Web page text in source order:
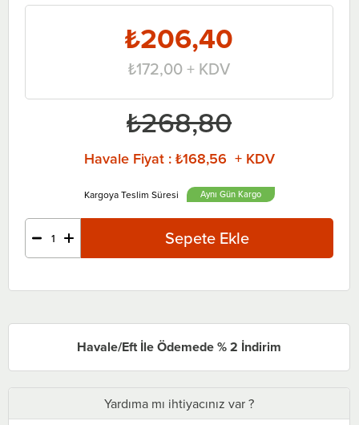
₺268,80
₺206,40
₺172,00+ KDV
Havale Fiyat : ₺168,56 + KDV
Aynı Gün
Havale/Eft İle Ödemede % 2 İndirim
Yardıma mı ihtiyacınız var ?